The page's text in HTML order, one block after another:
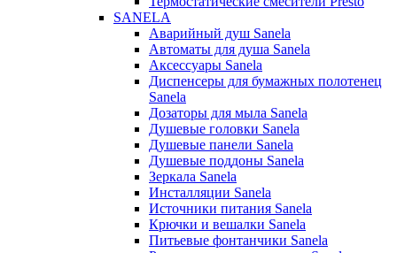
SANELA
Аварийный душ Sanela
Автоматы для душа Sanela
Аксессуары Sanela
Диспенсеры для бумажных полотенец
Sanela
Дозаторы для мыла Sanela
Душевые головки Sanela
Душевые панели Sanela
Душевые поддоны Sanela
Зеркала Sanela
Инсталляции Sanela
Источники питания Sanela
Крючки и вешалки Sanela
Питьевые фонтанчики Sanela